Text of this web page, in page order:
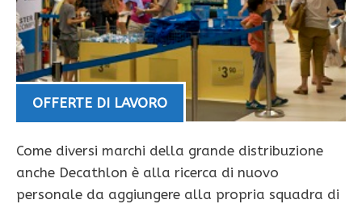
OFFERTE DI LAVORO
Come diversi marchi della grande distribuzione
anche Decathlon è alla ricerca di nuovo
personale da aggiungere alla propria squadra di